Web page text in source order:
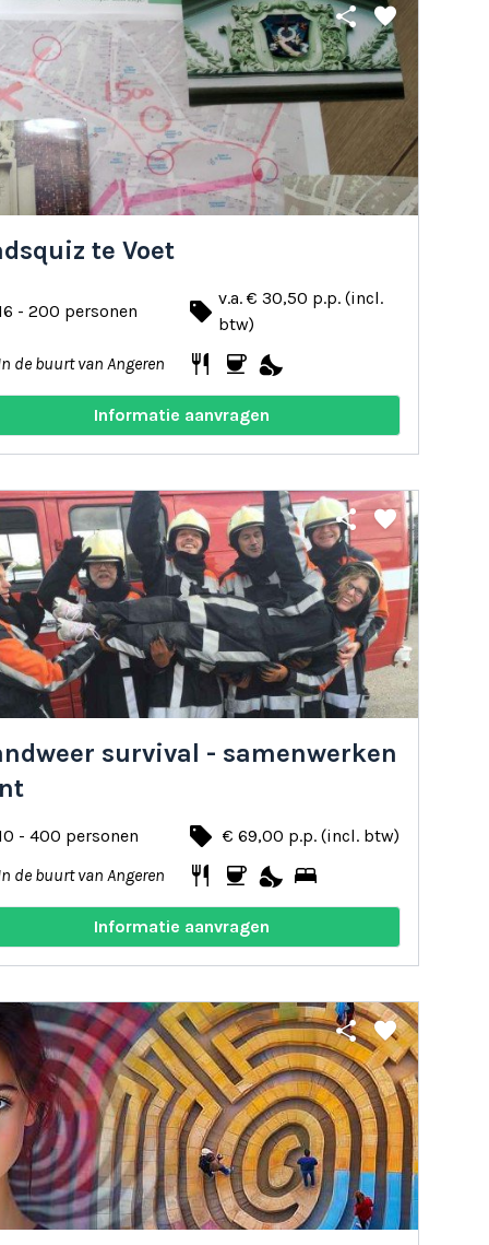
share favorite
te Voet
- 200 personen local_offer v.a. € 30,50 p.p. (incl.
btw)
de buurt van Angeren restaurant coffee nights_stay
Informatie aanvragen
share favorite
survival - samenwerken
- 400 personen local_offer € 69,00 p.p. (incl. btw)
de buurt van Angeren restaurant coffee nights_stay bed
Informatie aanvragen
share favorite